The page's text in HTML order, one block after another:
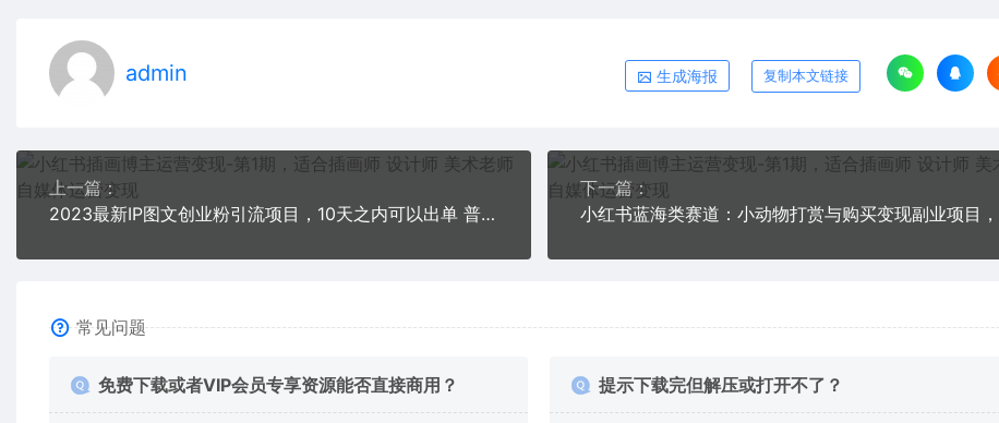
admin 生成海报 复制本文链接
上一篇：
2023最新IP图文创业粉引流项目，10天之内可以出单 普通小白可以月入1-3万
下一篇：
常见问题
免费下载或者VIP会员专享资源能否直接商用？ 提示下载完但解压或打开不了？